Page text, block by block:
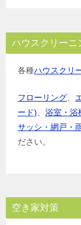
ハウスクリーニ
各種ハウスクリ
フローリング
ード)
浴室・浴
サッシ・網戸・
ださい。
空き家対策